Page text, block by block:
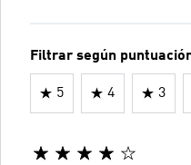
Filtrar según
5 4 3